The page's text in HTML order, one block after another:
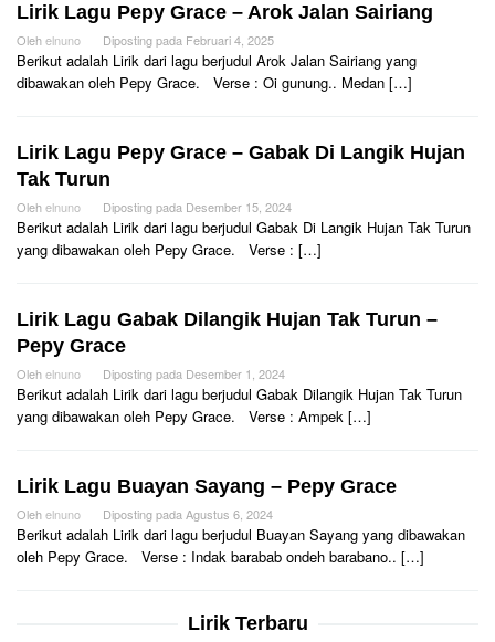
Lirik Lagu Pepy Grace – Arok Jalan Sairiang
Olehelnuno Diposting pada Februari 4, 2025
Berikut adalah Lirik dari lagu berjudul Arok Jalan Sairiang yang
dibawakan oleh Pepy Grace. Verse : Oi gunung.. Medan […]
Lirik Lagu Pepy Grace – Gabak Di Langik Hujan
Tak Turun
Olehelnuno Diposting pada Desember 15, 2024
Berikut adalah Lirik dari lagu berjudul Gabak Di Langik Hujan Tak Turun
yang dibawakan oleh Pepy Grace. Verse : […]
Lirik Lagu Gabak Dilangik Hujan Tak Turun –
Pepy Grace
Olehelnuno Diposting pada Desember 1, 2024
Berikut adalah Lirik dari lagu berjudul Gabak Dilangik Hujan Tak Turun
yang dibawakan oleh Pepy Grace. Verse : Ampek […]
Lirik Lagu Buayan Sayang – Pepy Grace
Olehelnuno Diposting pada Agustus 6, 2024
Berikut adalah Lirik dari lagu berjudul Buayan Sayang yang dibawakan
oleh Pepy Grace. Verse : Indak barabab ondeh barabano.. […]
Lirik Terbaru